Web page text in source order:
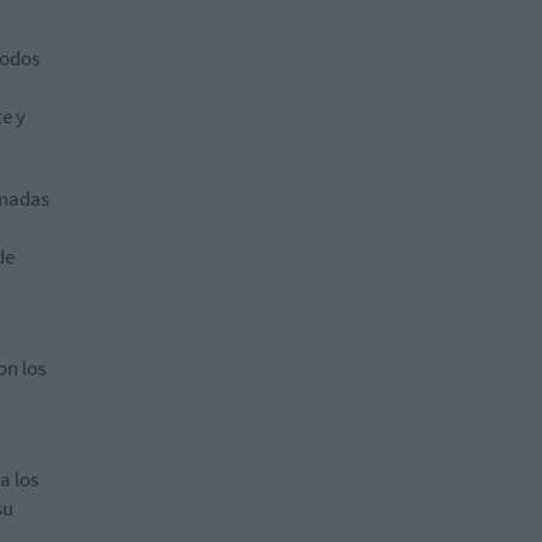
y
los
los